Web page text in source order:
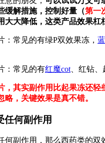
缓解措施，控制好量（第一
大大降低，这类产品效果杠
：常见的有绿P双效果冻，
：常见的有红魔cot 、红钻
，其实副作用比起果冻还轻
略，关键效果是真不错。
任何副作用
何副作用，那么西药类的双